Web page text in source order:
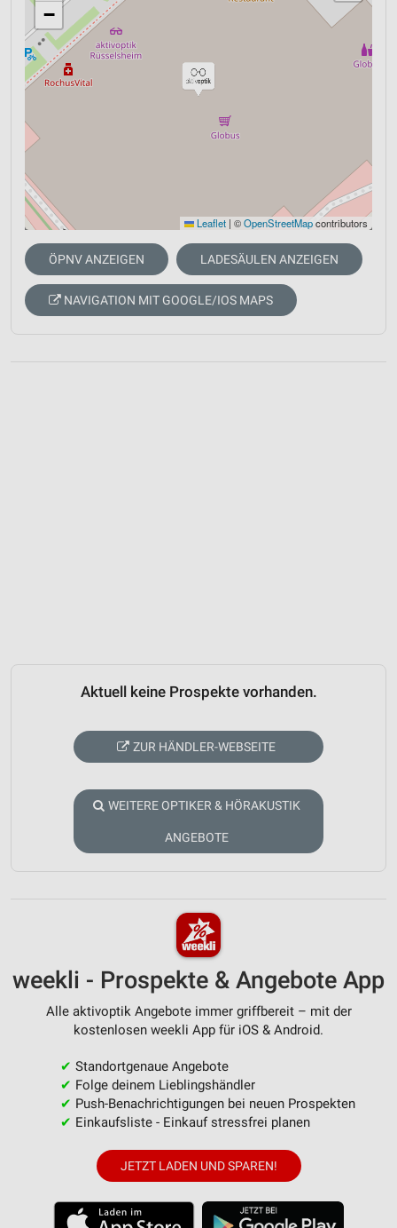
−
Leaflet | ©OpenStreetMapcontributors
ÖPNV ANZEIGEN LADESÄULEN ANZEIGEN
NAVIGATION MIT GOOGLE/IOS MAPS
Aktuell keine Prospekte vorhanden.
ZUR HÄNDLER-WEBSEITE
WEITERE OPTIKER & HÖRAKUSTIK
ANGEBOTE
weekli - Prospekte & Angebote App
Alle aktivoptik Angebote immer griffbereit – mit der
kostenlosen weekli App für iOS & Android.
✔ Standortgenaue Angebote
✔ Folge deinem Lieblingshändler
✔ Push-Benachrichtigungen bei neuen Prospekten
✔ Einkaufsliste - Einkauf stressfrei planen
JETZT LADEN UND SPAREN!